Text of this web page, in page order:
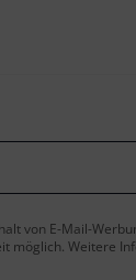
von E-Mail-
möglich. Weitere